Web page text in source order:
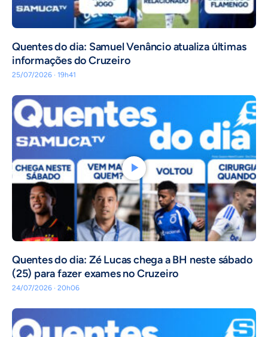
Quentes do dia: Samuel Venâncio atualiza últimas
informações do Cruzeiro
25/07/2026 · 19h41
Quentes do dia: Zé Lucas chega a BH neste sábado
(25) para fazer exames no Cruzeiro
24/07/2026 · 20h06